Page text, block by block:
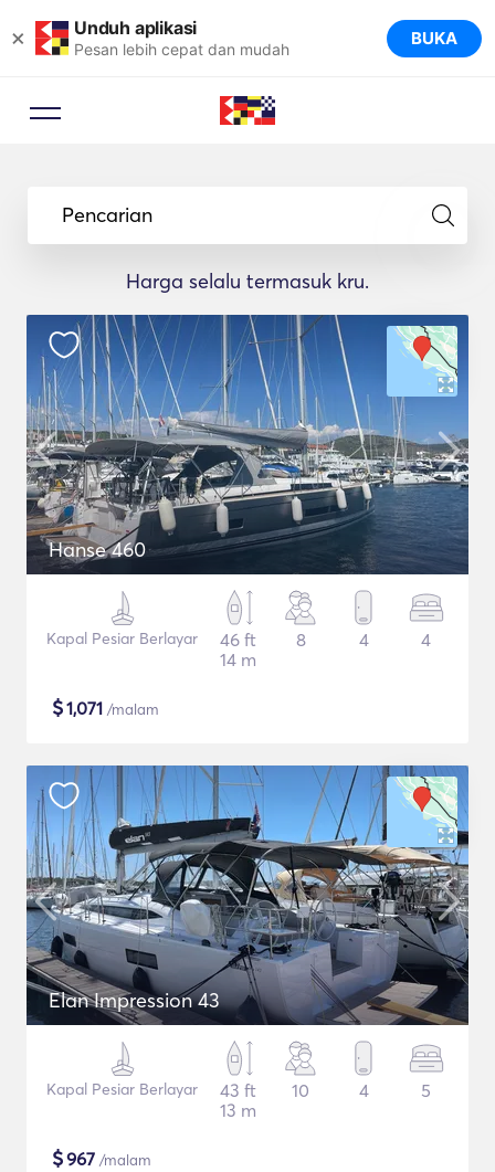
× Unduh aplikasi
Pesan lebih cepat dan mudah BUKA
Pencarian
Harga selalu termasuk kru.
Hanse 460
Kapal Pesiar Berlayar
46 ft
14 m
8 4 4
$1,071 /malam
Elan Impression 43
Kapal Pesiar Berlayar
43 ft
13 m
10 4 5
$967 /malam